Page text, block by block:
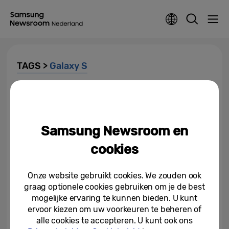
TAGS > Galaxy S
18-02-2026
[Uitnodiging] Galaxy Unpacked
telefoon die je leven...
11-02-2026
Samsung verhoogt de lat met
Galaxy S10: meer scherm,
Samsung Newsroom en
cookies
Onze website gebruikt cookies. We zouden ook
graag optionele cookies gebruiken om je de best
mogelijke ervaring te kunnen bieden. U kunt
ervoor kiezen om uw voorkeuren te beheren of
alle cookies te accepteren. U kunt ook ons